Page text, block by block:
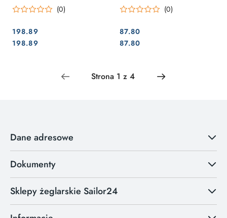
(0)
Cena:
198.89
Cena:
198.89
(0)
Cena:
87.80
Cena:
87.80
Dane adresowe
Dokumenty
Sklepy żeglarskie Sailor24